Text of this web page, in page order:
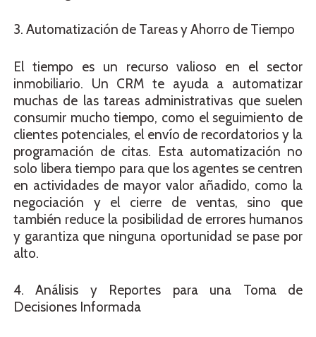
3. Automatización de Tareas y Ahorro de Tiempo
El tiempo es un recurso valioso en el sector
inmobiliario. Un CRM te ayuda a automatizar
muchas de las tareas administrativas que suelen
consumir mucho tiempo, como el seguimiento de
clientes potenciales, el envío de recordatorios y la
programación de citas. Esta automatización no
solo libera tiempo para que los agentes se centren
en actividades de mayor valor añadido, como la
negociación y el cierre de ventas, sino que
también reduce la posibilidad de errores humanos
y garantiza que ninguna oportunidad se pase por
alto.
4. Análisis y Reportes para una Toma de
Decisiones Informada